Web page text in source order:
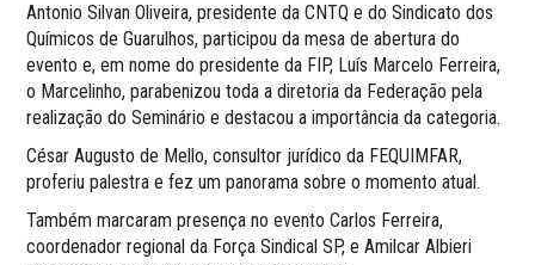
Antonio Silvan Oliveira, presidente da CNTQ e do Sindicato dos
Químicos de Guarulhos, participou da mesa de abertura do
evento e, em nome do presidente da FIP, Luís Marcelo Ferreira,
o Marcelinho, parabenizou toda a diretoria da Federação pela
realização do Seminário e destacou a importância da categoria.
César Augusto de Mello, consultor jurídico da FEQUIMFAR,
proferiu palestra e fez um panorama sobre o momento atual.
Também marcaram presença no evento Carlos Ferreira,
coordenador regional da Força Sindical SP, e Amilcar Albieri